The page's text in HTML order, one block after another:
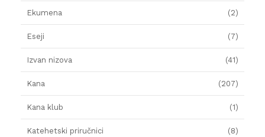
Ekumena (2)
Eseji (7)
Izvan nizova (41)
Kana (207)
Kana klub (1)
Katehetski priručnici (8)